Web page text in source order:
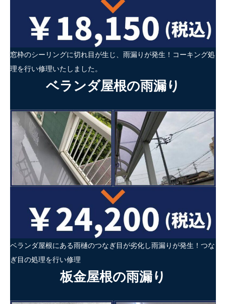
窓枠のシーリングに切れ目が生じ、雨漏りが発生！コーキング処
理を行い修理いたしました。
ベランダ屋根の雨漏り
ベランダ屋根にある雨樋のつなぎ目が劣化し雨漏りが発生！つな
ぎ目の処理を行い修理
板金屋根の雨漏り